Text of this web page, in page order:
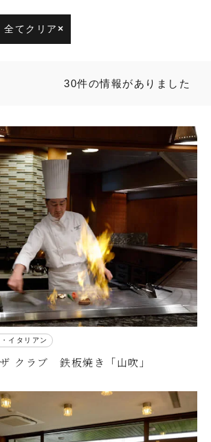
全てクリア×
30件の情報がありました
イタリアン
クラブ 鉄板焼き「山吹」